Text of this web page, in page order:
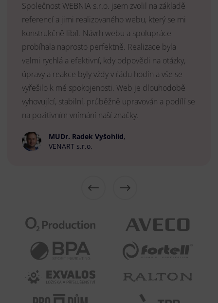
Společnost WEBNIA s.r.o. jsem zvolil na základě
referencí a jimi realizovaného webu, který se mi
konstrukčně libíl. Návrh webu a spolupráce
probíhala naprosto perfektně. Realizace byla
velmi rychlá a efektivní, kdy odpovědi na otázky,
úpravy a reakce byly vždy v řádu hodin a vše se
vyřešilo k mé spokojenosti. Web je dlouhodobě
vyhovující, stabilní, průběžně upravován a podílí se
na pozitivním vnímání naší značky.
MUDr. Radek Vyšohlíd,
VENART s.r.o.